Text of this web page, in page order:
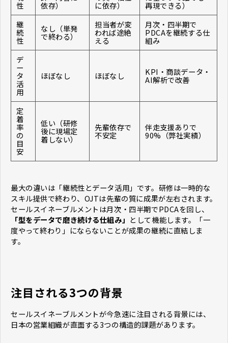
性 依存） に依存）
再現できる）
継
続
性
なし（単発
で終わる）
担当者が変
われば途絶
える
月次・四半期で
PDCAを継続する仕
組み
デ
ー
タ
活
用
ほぼなし ほぼなし KPI・商談データ・
AI解析で改善
定
着
率
の
目
安
低い（研修
後に現場定
着しない）
先輩依存で
不安定
伴走支援ありで
90%（弊社実績）
最大の違いは「継続性とデータ活用」です。研修は一時的な
スキル提供で終わり、OJTは先輩の質に成果が左右されます。
セールスイネーブルメントは月次・四半期でPDCAを回し、
「型をデータで磨き続ける仕組み」 として機能します。「一
度やって終わり」にならないことが成果の継続に直結しま
す。
注目される3つの背景
セールスイネーブルメントが今急速に注目される背景には、
日本の営業組織が直面する3つの構造的課題があります。